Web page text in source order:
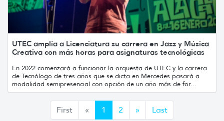
UTEC amplía a Licenciatura su carrera en Jazz y Música
Creativa con más horas para asignaturas tecnológicas
En 2022 comenzará a funcionar la orquesta de UTEC y la carrera
de Tecnólogo de tres años que se dicta en Mercedes pasará a
modalidad semipresencial con opción de un año más de for...
First « Anterior
1 2 » Siguiente
Last